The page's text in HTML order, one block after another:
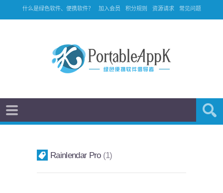
什么是绿色软件、便携软件？ 加入会员 积分规则 资源请求 常见问题
Rainlendar Pro 1